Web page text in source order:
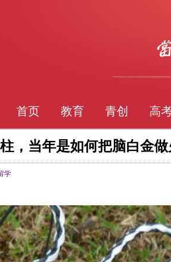
首页 教育 青创 高
，当年是如何把脑白金做
学